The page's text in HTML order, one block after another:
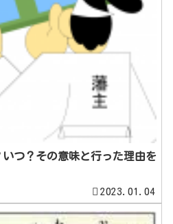
つ？その意味と行った理由を
2023.01.04